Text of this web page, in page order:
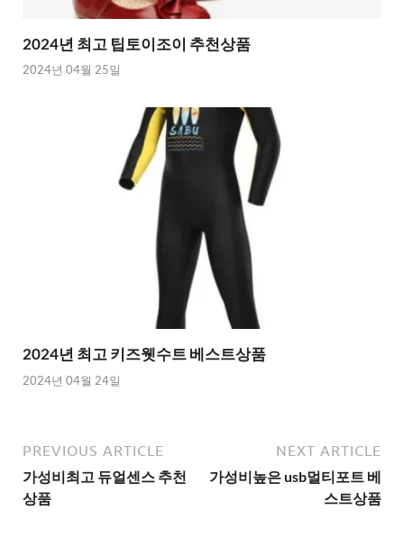
2024년 최고 팁토이조이 추천상품
2024년 04월 25일
2024년 최고 키즈웻수트 베스트상품
2024년 04월 24일
PREVIOUS ARTICLE
가성비최고 듀얼센스 추천
상품
NEXT ARTICLE
가성비높은 usb멀티포트 베
스트상품